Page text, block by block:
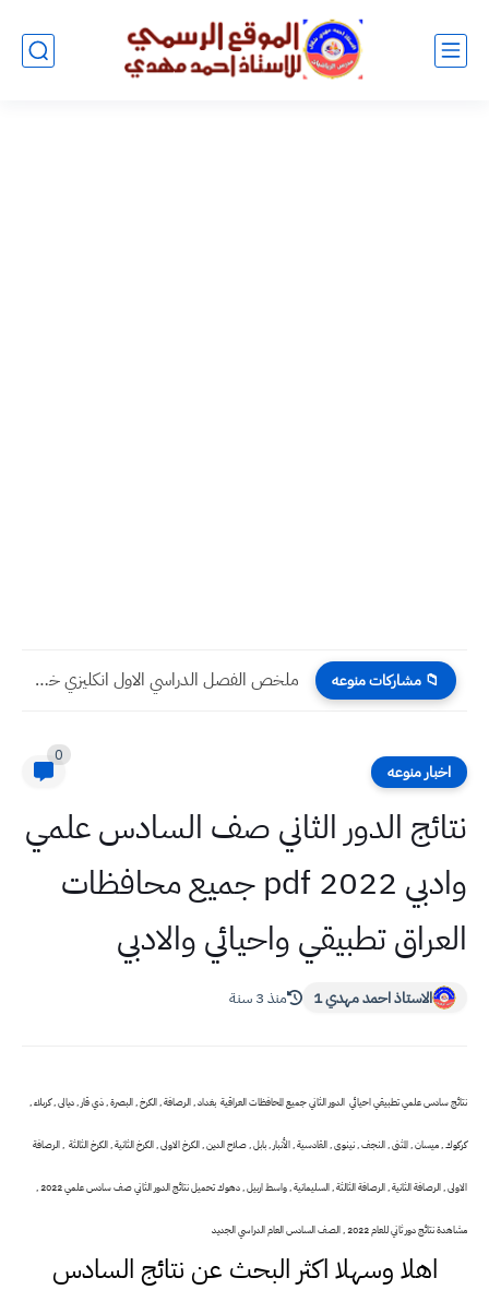
📁 مشاركات منوعه ملخص الفصل الدراسي الاول انكليزي خامس علمي وادبي قبل نصف...
اخبار منوعه
0
نتائج الدور الثاني صف السادس علمي
وادبي 2022 pdf جميع محافظات
العراق تطبيقي واحيائي والادبي
الاستاذ احمد مهدي 1 منذ 3 سنة
نتائج سادس علمي تطبيقي احيائي الدور الثاني جميع المحافظات العراقية بغداد , الرصافة , الكرخ , البصرة , ذي قار , ديالى , كربلاء ,
كركوك , ميسان , المثنى , النجف , نينوى , القادسية , الأنبار , بابل , صلاح الدين , الكرخ الاولى , الكرخ الثانية , الكرخ الثالثة , الرصافة
الاولى , الرصافة الثانية , الرصافة الثالثة , السليمانية , واسط اربيل , دهوك تحميل نتائج الدور الثاني صف سادس علمي 2022 ,
مشاهدة نتائج دور ثاني للعام 2022 , الصف السادس العام الدراسي الجديد
اهلا وسهلا اكثر البحث عن نتائج السادس